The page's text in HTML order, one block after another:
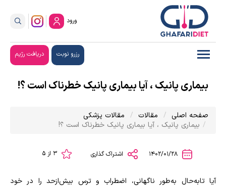
ورود
رزرو نوبت دریافت رژیم
بیماری پانیک ، آیا بیماری پانیک خطرناک است ؟!
صفحه اصلی مقالات
مقالات پزشکی
بیماری پانیک ، آیا بیماری پانیک خطرناک است ؟!
1402/01/28 اشتراک گذاری
آیا تابه‌حال به‌طور ناگهانی، اضطراب و ترس بیش‌ازحد را در خود